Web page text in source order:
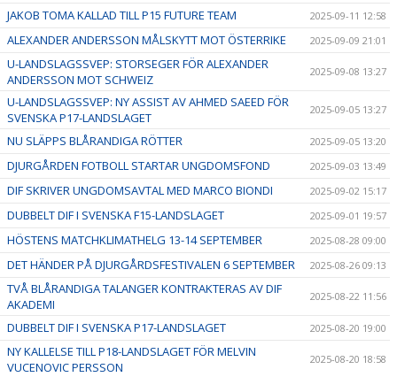
JAKOB TOMA KALLAD TILL P15 FUTURE TEAM 2025-09-11 12:58
ALEXANDER ANDERSSON MÅLSKYTT MOT ÖSTERRIKE 2025-09-09 21:01
U-LANDSLAGSSVEP: STORSEGER FÖR ALEXANDER
ANDERSSON MOT SCHWEIZ
2025-09-08 13:27
U-LANDSLAGSSVEP: NY ASSIST AV AHMED SAEED FÖR
SVENSKA P17-LANDSLAGET
2025-09-05 13:27
NU SLÄPPS BLÅRANDIGA RÖTTER 2025-09-05 13:20
DJURGÅRDEN FOTBOLL STARTAR UNGDOMSFOND 2025-09-03 13:49
DIF SKRIVER UNGDOMSAVTAL MED MARCO BIONDI 2025-09-02 15:17
DUBBELT DIF I SVENSKA F15-LANDSLAGET 2025-09-01 19:57
HÖSTENS MATCHKLIMATHELG 13-14 SEPTEMBER 2025-08-28 09:00
DET HÄNDER PÅ DJURGÅRDSFESTIVALEN 6 SEPTEMBER 2025-08-26 09:13
TVÅ BLÅRANDIGA TALANGER KONTRAKTERAS AV DIF
AKADEMI
2025-08-22 11:56
DUBBELT DIF I SVENSKA P17-LANDSLAGET 2025-08-20 19:00
NY KALLELSE TILL P18-LANDSLAGET FÖR MELVIN
VUCENOVIC PERSSON
2025-08-20 18:58